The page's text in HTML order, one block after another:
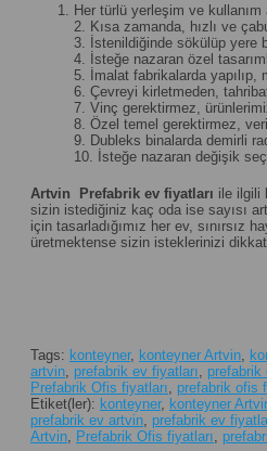
Her türlü yerleşim ve kullanım
2. Kısa zamanda, hızlı ve
3. İstenildiğinde sökülüp yere
4. İsteğe nazaran özel
5. İmalat fabrikalarda yapılıp,
6. Çevreyi kirletmeden,
7. Vinç gerektirmez,
8. Özel temel gerektirmez,
9. Dubleks binalarda demirli
10. İsteğe nazaran değişik
Artvin Prefabrik ev fiyatları ile ilgili
sizin istediğiniz kaç oda ise sayısı
için tasarladığımız her ev, sınırsız
üretmektense sizin isteklerinizi
Tags: konteyner, konteyner Artvin
artvin prefabrik ev fiyatları prefabrik
Prefabrik Ofis fiyatları
prefabrik ofis
Etiket(ler): konteyner, konteyner
prefabrik ev artvin prefabrik ev
Artvin Prefabrik Ofis fiyatları